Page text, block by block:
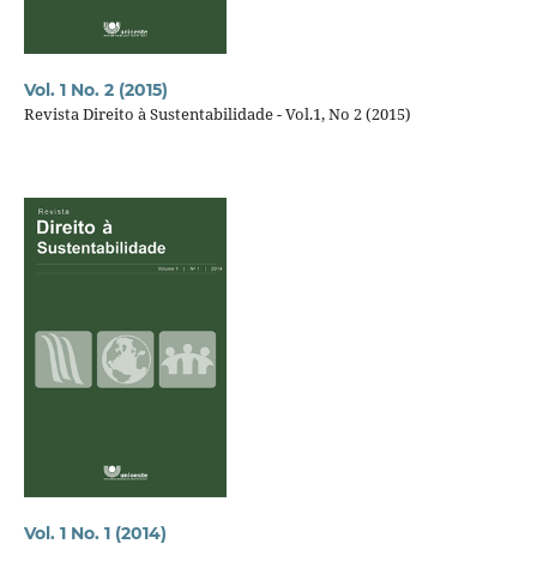
Vol. 1 No. 2 (2015)
Revista Direito à Sustentabilidade - Vol.1, No 2 (2015)
Vol. 1 No. 1 (2014)